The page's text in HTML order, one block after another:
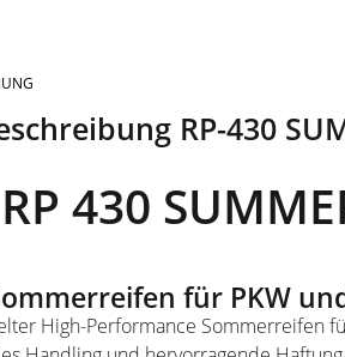
RP-430
430
für PKW
High-Performance Sommerreifen